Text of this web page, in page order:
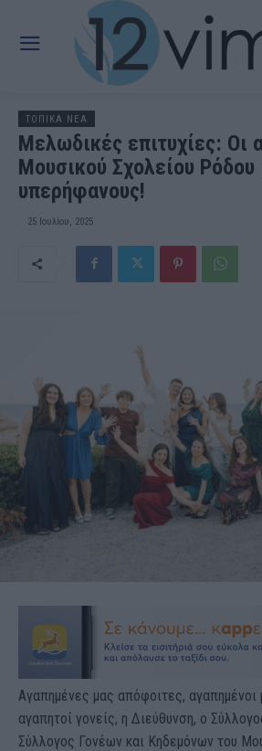
ΤΟΠΙΚΑ ΝΕΑ
Μελωδικές επιτυχίες: Οι
Μουσικού Σχολείου
υπερήφανους!
25 Ιουλίου, 2025
Αγαπημένες μας απόφοιτες, αγαπημένοι
αγαπητοί γονείς, η Διεύθυνση, ο
Σύλλογος Γονέων και Κηδεμόνων του